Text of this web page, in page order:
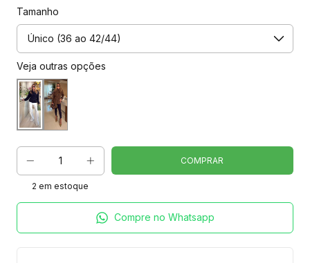
Tamanho
Veja outras opções
2 em estoque
Compre no Whatsapp